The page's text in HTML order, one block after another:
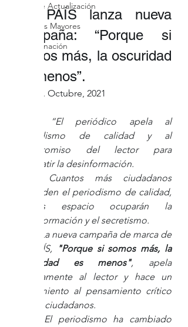
Ciclo de Actualización
Personas Mayores
Discriminación
EL PAÍS lanza nueva
campaña: “Porque si
somos más, la oscuridad
es menos”.
. Octubre, 2021
“El periódico apela al
periodismo de calidad y al
compromiso del lector para
combatir la desinformación.
Cuantos más ciudadanos
respalden el periodismo de calidad,
menos espacio ocuparán la
desinformación y el secretismo.
La nueva campaña de marca de
EL PAÍS,
"Porque si somos más, la
oscuridad es menos", apela
directamente al lector y hace un
llamamiento al pensamiento crítico
de los ciudadanos.
El periodismo ha cambiado